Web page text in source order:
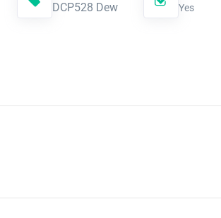
DCP528 Dew
Yes